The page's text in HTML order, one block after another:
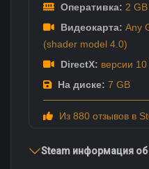
Оперативка: 2
Видеокарта: Any
(shader model 4.0)
DirectX: версии 10
На диске: 7 GB
Из 880 отзывов в
Steam информация об